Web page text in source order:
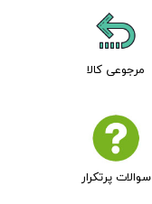
مرجوعی کالا
سوالات پرتکرار